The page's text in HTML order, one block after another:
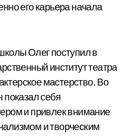
его карьера начала
Олег поступил в
институт театра
мастерство. Во
показал себя
и привлек внимание
и творческим